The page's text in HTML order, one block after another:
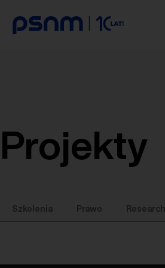
Projekty
Szkolenia Prawo Research